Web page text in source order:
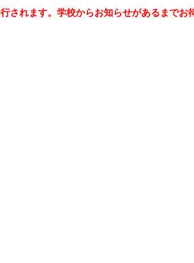
れます。学校からお知らせがあるまでお